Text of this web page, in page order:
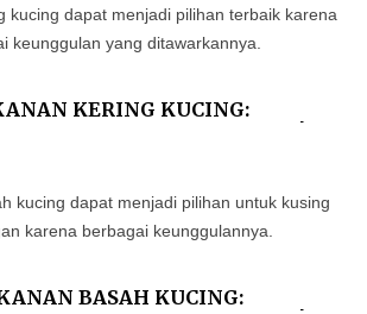
KERING KUCING:
BASAH KUCING: